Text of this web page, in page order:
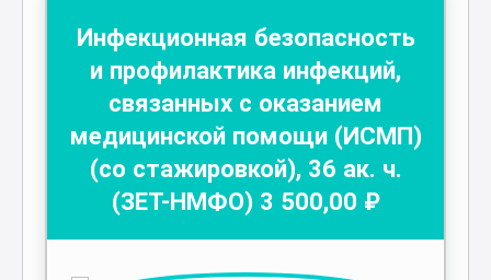
Инфекционная безопасность
и профилактика инфекций,
связанных с оказанием
медицинской помощи (ИСМП)
(со стажировкой), 36 ак. ч.
(ЗЕТ-НМФО) 3 500,00 ₽